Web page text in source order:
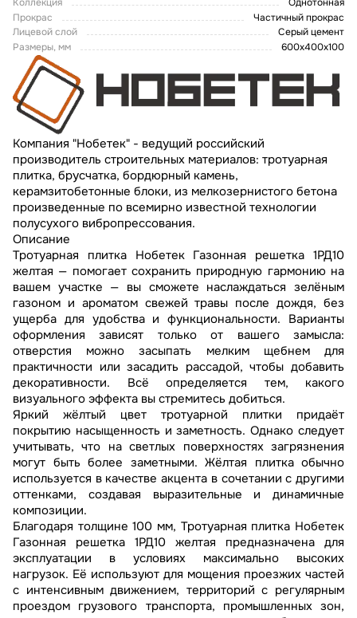
Коллекция
Однотонная
Прокрас
Частичный прокрас
Лицевой слой
Серый цемент
Размеры, мм
600х400х100
Компания "Нобетек" - ведущий российский
производитель строительных материалов: тротуарная
плитка, брусчатка, бордюрный камень,
керамзитобетонные блоки, из мелкозернистого бетона
произведенные по всемирно известной технологии
полусухого вибропрессования.
Описание
Тротуарная плитка Нобетек Газонная решетка 1РД10
желтая — помогает сохранить природную гармонию на
вашем участке — вы сможете наслаждаться зелёным
газоном и ароматом свежей травы после дождя, без
ущерба для удобства и функциональности. Варианты
оформления зависят только от вашего замысла:
отверстия можно засыпать мелким щебнем для
практичности или засадить рассадой, чтобы добавить
декоративности. Всё определяется тем, какого
визуального эффекта вы стремитесь добиться.
Яркий жёлтый цвет тротуарной плитки придаёт
покрытию насыщенность и заметность. Однако следует
учитывать, что на светлых поверхностях загрязнения
могут быть более заметными. Жёлтая плитка обычно
используется в качестве акцента в сочетании с другими
оттенками, создавая выразительные и динамичные
композиции.
Благодаря толщине 100 мм, Тротуарная плитка Нобетек
Газонная решетка 1РД10 желтая предназначена для
эксплуатации в условиях максимально высоких
нагрузок. Её используют для мощения проезжих частей
с интенсивным движением, территорий с регулярным
проездом грузового транспорта, промышленных зон,